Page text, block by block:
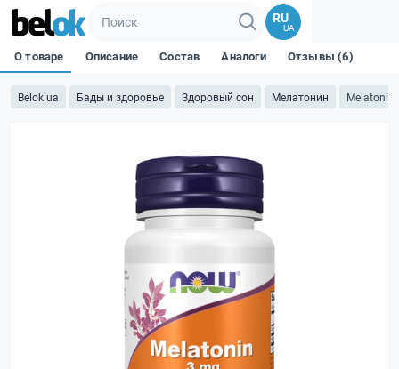
RU
UA
Belok.ua Бады и здоровье Здоровый сон Мелатонин Melatonin
О товаре Описание Состав Аналоги Отзывы (6)